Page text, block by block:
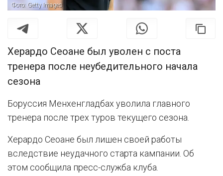
Фото: Getty Images
Херардо Сеоане был уволен с поста
тренера после неубедительного начала
сезона
Боруссия Менхенгладбах уволила главного
тренера после трех туров текущего сезона.
Херардо Сеоане был лишен своей работы
вследствие неудачного старта кампании. Об
этом сообщила пресс-служба клуба.